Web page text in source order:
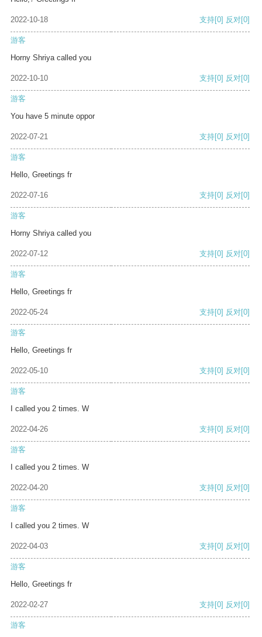
2022-10-18 支持[0] 反对[0]
游客
Horny Shriya called you
2022-10-10 支持[0] 反对[0]
游客
You have 5 minute oppor
2022-07-21 支持[0] 反对[0]
游客
Hello, Greetings fr
2022-07-16 支持[0] 反对[0]
游客
Horny Shriya called you
2022-07-12 支持[0] 反对[0]
游客
Hello, Greetings fr
2022-05-24 支持[0] 反对[0]
游客
Hello, Greetings fr
2022-05-10 支持[0] 反对[0]
游客
I called you 2 times. W
2022-04-26 支持[0] 反对[0]
游客
I called you 2 times. W
2022-04-20 支持[0] 反对[0]
游客
I called you 2 times. W
2022-04-03 支持[0] 反对[0]
游客
Hello, Greetings fr
2022-02-27 支持[0] 反对[0]
游客